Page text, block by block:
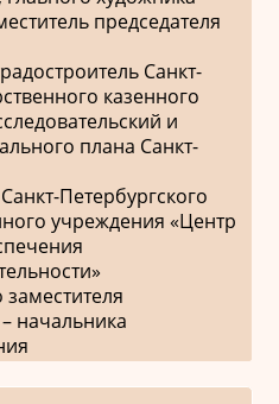
председателя
Санкт-
казенного
и
плана Санкт-
Петербургского
учреждения «Центр
заместителя
начальника